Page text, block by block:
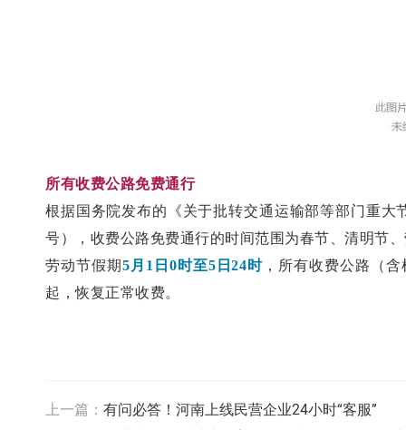
所有收费公路免费通行
根据国务院发布的《关于批转交通运输部等部门重大
号），收费公路免费通行的时间范围为春节、清明节
劳动节假期5月1日0时至5日24时，所有收费公路（
起，恢复正常收费。
上一篇： 有问必答！河南上线民营企业24小时“客服”